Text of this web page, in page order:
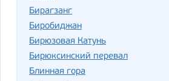
Бирагзанг
Биробиджан
Бирюзовая Катунь
Бирюксинский перевал
Блинная гора